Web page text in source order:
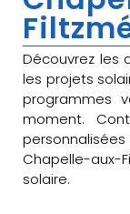
Découvrez les
les projets
programmes
moment.
Chapelle-aux-
solaire.